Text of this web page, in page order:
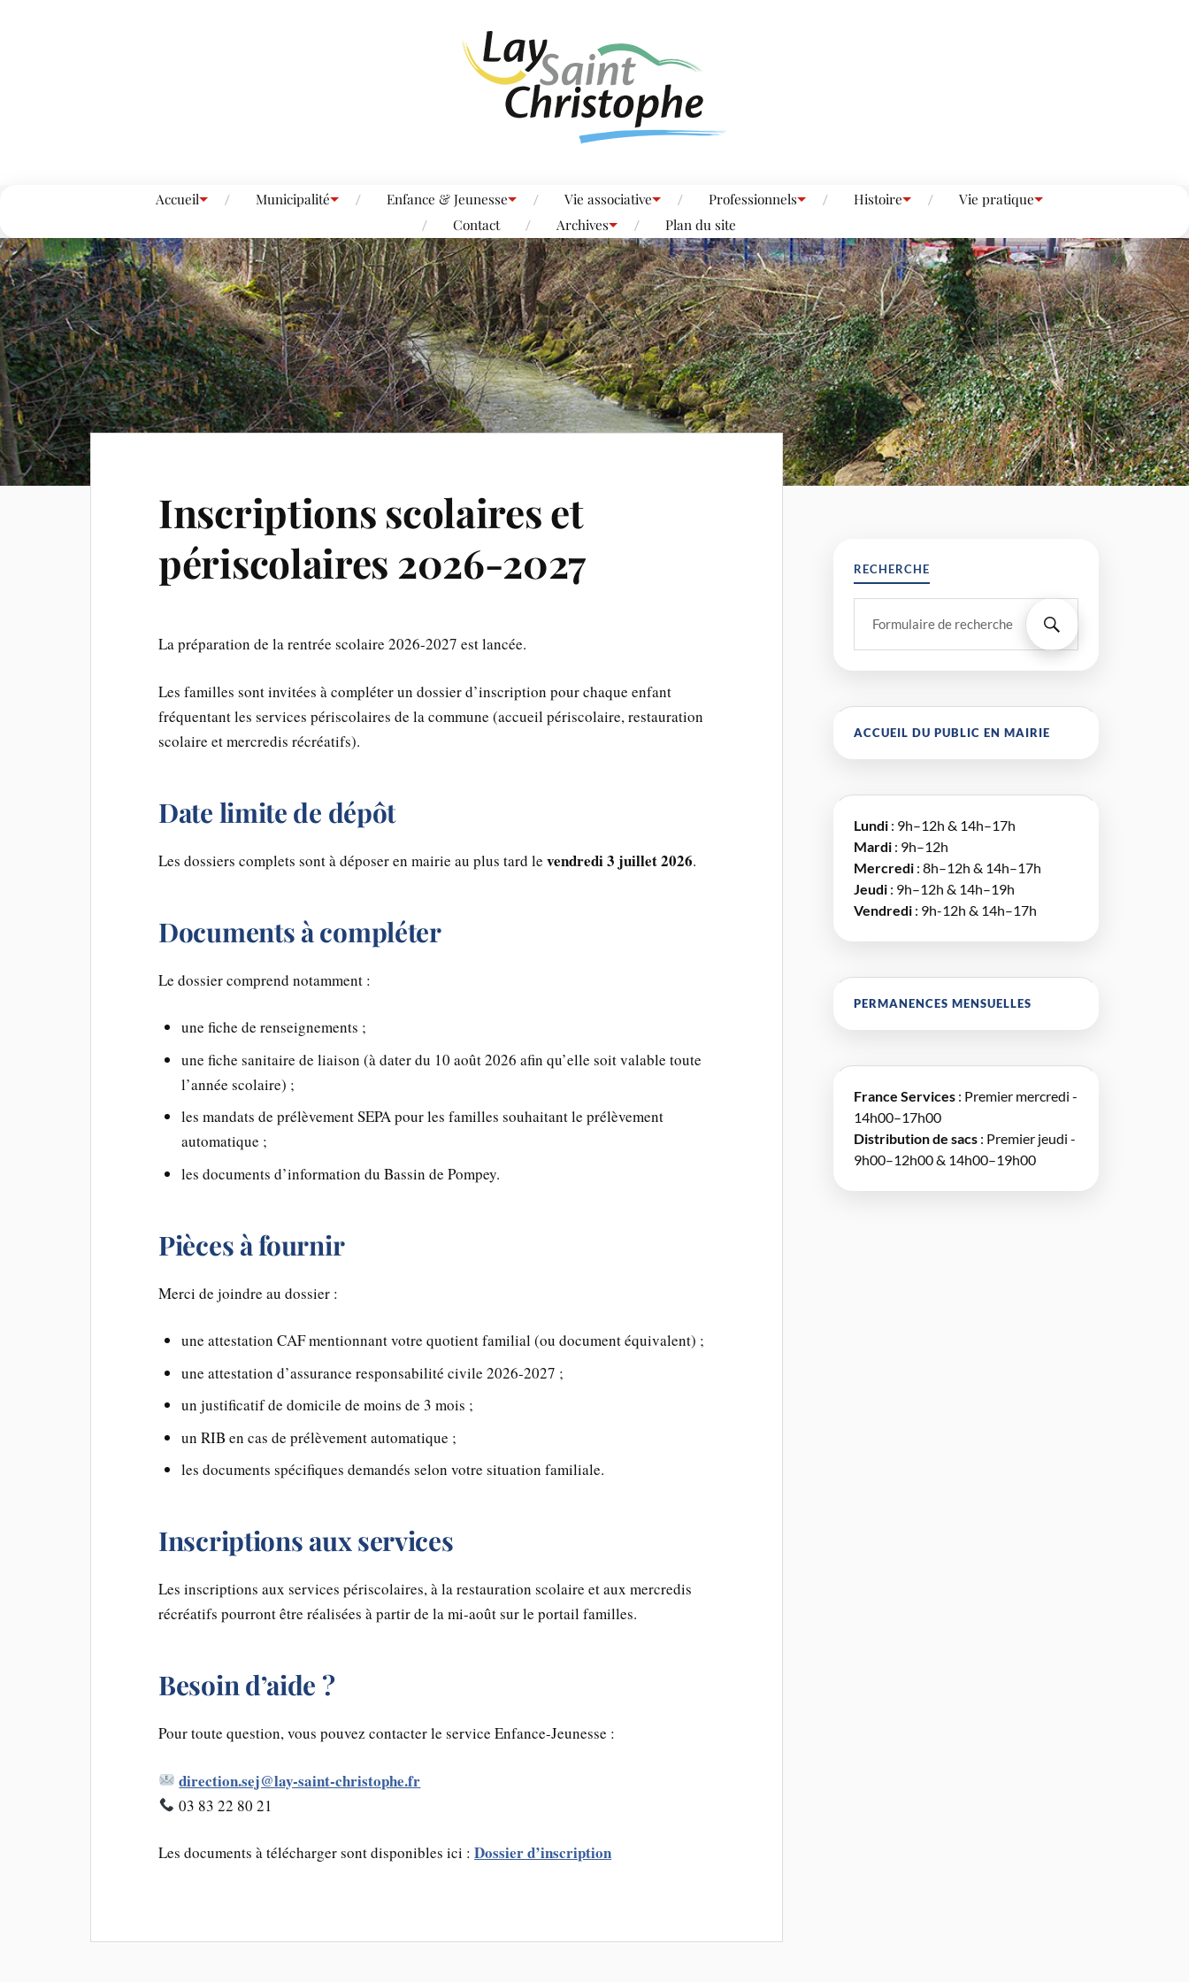
Accueil Municipalité Enfance & Jeunesse Vie associative Professionnels Histoire
Vie pratique
Contact
Archives Plan du site
Inscriptions scolaires et
périscolaires 2026-2027
La préparation de la rentrée scolaire 2026-2027 est lancée.
Les familles sont invitées à compléter un dossier d’inscription pour chaque enfant
fréquentant les services périscolaires de la commune (accueil périscolaire, restauration
scolaire et mercredis récréatifs).
Date limite de dépôt
Les dossiers complets sont à déposer en mairie au plus tard levendredi 3 juillet 2026.
Documents à compléter
Le dossier comprend notamment :
une fiche de renseignements ;
une fiche sanitaire de liaison (à dater du 10 août 2026 afin qu’elle soit valable toute
l’année scolaire) ;
les mandats de prélèvement SEPA pour les familles souhaitant le prélèvement
automatique ;
les documents d’information du Bassin de Pompey.
Pièces à fournir
Merci de joindre au dossier :
une attestation CAF mentionnant votre quotient familial (ou document équivalent) ;
une attestation d’assurance responsabilité civile 2026-2027 ;
un justificatif de domicile de moins de 3 mois ;
un RIB en cas de prélèvement automatique ;
les documents spécifiques demandés selon votre situation familiale.
Inscriptions aux services
Les inscriptions aux services périscolaires, à la restauration scolaire et aux mercredis
récréatifs pourront être réalisées à partir de la mi-août sur le portail familles.
Besoin d’aide ?
Pour toute question, vous pouvez contacter le service Enfance-Jeunesse :
direction.sej@lay-saint-christophe.fr
03 83 22 80 21
Les documents à télécharger sont disponibles ici :Dossier d’inscription
RECHERCHE
ACCUEIL DU PUBLIC EN MAIRIE
Lundi : 9h–12h & 14h–17h
Mardi : 9h–12h
Mercredi : 8h–12h & 14h–17h
Jeudi : 9h–12h & 14h–19h
Vendredi : 9h-12h & 14h–17h
PERMANENCES MENSUELLES
France Services : Premier mercredi -
14h00–17h00
Distribution de sacs : Premier jeudi -
9h00–12h00 & 14h00–19h00